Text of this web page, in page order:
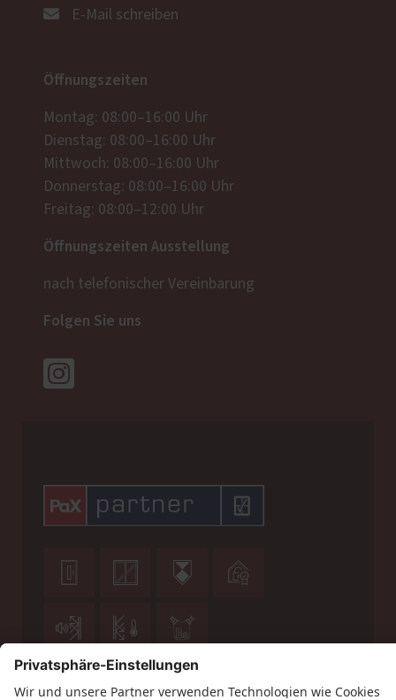
E-Mail schreiben
Öffnungszeiten
Montag: 08:00–16:00 Uhr
Dienstag: 08:00–16:00 Uhr
Mittwoch: 08:00–16:00 Uhr
Donnerstag: 08:00–16:00 Uhr
Freitag: 08:00–12:00 Uhr
Öffnungszeiten Ausstellung
nach telefonischer Vereinbarung
Folgen Sie uns
  
  